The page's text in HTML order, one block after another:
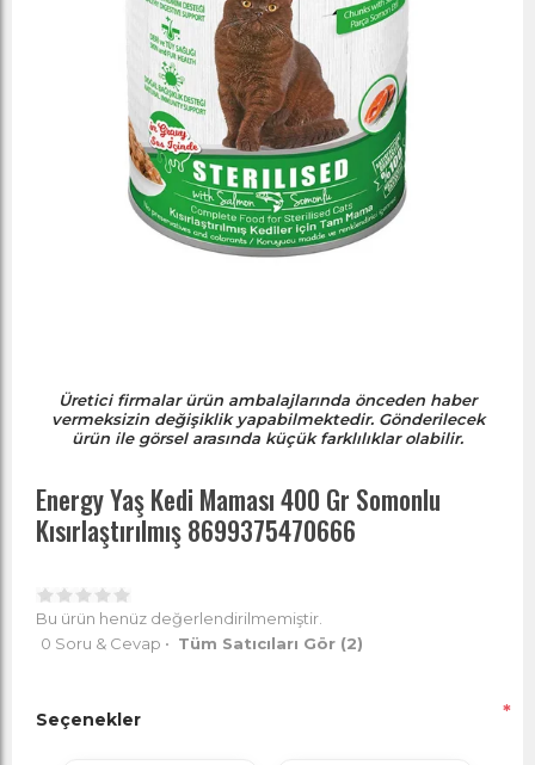
Üretici firmalar ürün ambalajlarında önceden haber
vermeksizin değişiklik yapabilmektedir. Gönderilecek
ürün ile görsel arasında küçük farklılıklar olabilir.
Energy Yaş Kedi Maması 400 Gr Somonlu
Kısırlaştırılmış 8699375470666
Bu ürün henüz değerlendirilmemiştir.
0 Soru & Cevap • Tüm Satıcıları Gör (2)
Seçenekler *